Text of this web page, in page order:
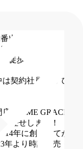
出口より徒歩1分
より徒歩6分
徒歩7分
契約社員として雇
『TIME GRACE』
任せします！
年に創業してから
年より時計販売・買